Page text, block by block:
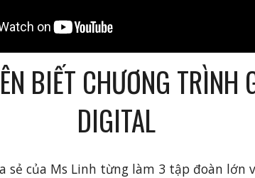
BIẾT CHƯƠNG TRÌNH
DIGITAL
sẻ của Ms Linh từng làm 3 tập đoàn lớn